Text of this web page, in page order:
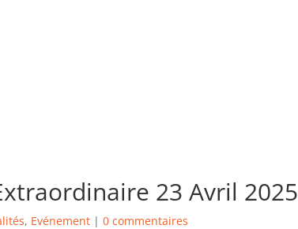
23 Avril 2025
, Evénement |0 commentaires